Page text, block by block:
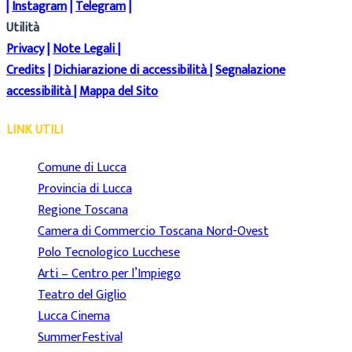
Instagram Telegram
Utilità
Privacy|Note Legali|
Credits|Dichiarazione di accessibilità|Segnalazione
accessibilità|Mappa del Sito
LINK UTILI
Comune di Lucca
Provincia di Lucca
Regione Toscana
Camera di Commercio Toscana Nord-Ovest
Polo Tecnologico Lucchese
Arti – Centro per l’Impiego
Teatro del Giglio
Lucca Cinema
SummerFestival